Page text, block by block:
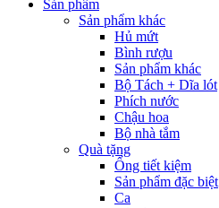
Sản phẩm
Sản phẩm khác
Hủ mứt
Bình rượu
Sản phẩm khác
Bộ Tách + Dĩa lót
Phích nước
Chậu hoa
Bộ nhà tắm
Quà tặng
Ống tiết kiệm
Sản phẩm đặc biệt
Ca